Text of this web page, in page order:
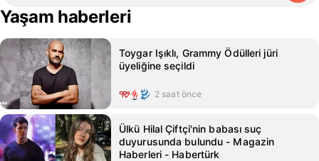
Yaşam haberleri
Toygar Işıklı, Grammy Ödülleri jüri
üyeliğine seçildi
2 saat önce
Ülkü Hilal Çiftçi'nin babası suç
duyurusunda bulundu - Magazin
Haberleri - Habertürk